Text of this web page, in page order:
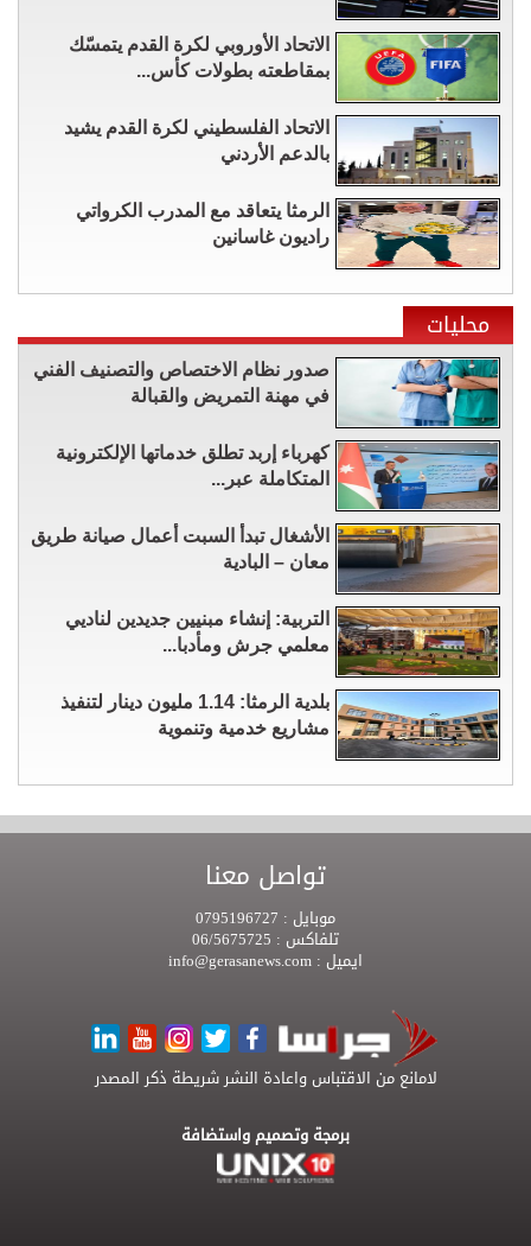
الاتحاد الأوروبي لكرة القدم يتمسّك
بمقاطعته بطولات كأس...
الاتحاد الفلسطيني لكرة القدم يشيد
بالدعم الأردني
الرمثا يتعاقد مع المدرب الكرواتي
راديون غاسانين
محليات
صدور نظام الاختصاص والتصنيف الفني
في مهنة التمريض والقبالة
كهرباء إربد تطلق خدماتها الإلكترونية
المتكاملة عبر...
الأشغال تبدأ السبت أعمال صيانة طريق
معان – البادية
التربية: إنشاء مبنيين جديدين لناديي
معلمي جرش ومأدبا...
بلدية الرمثا: 1.14 مليون دينار لتنفيذ
مشاريع خدمية وتنموية
تواصل معنا
موبايل :
تلفاكس :
ايميل :
لامانع من الاقتباس واعادة النشر شريطة ذكر المصدر
برمجة وتصميم واستضافة